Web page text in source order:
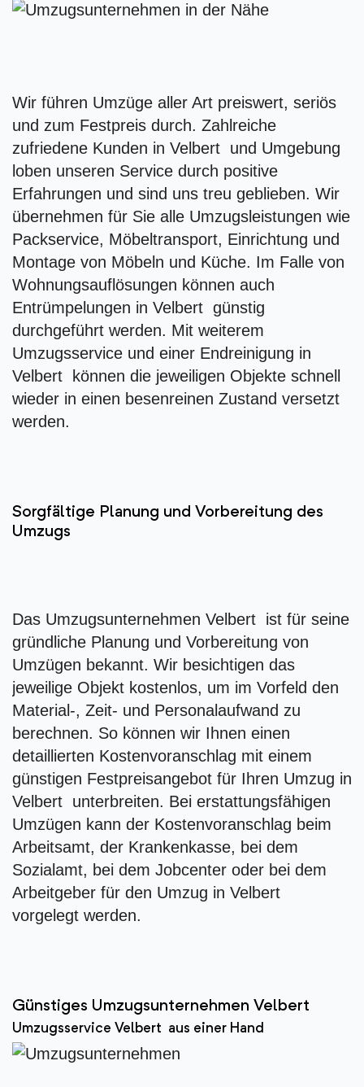
Wir führen Umzüge aller Art preiswert, seriös
und zum Festpreis durch. Zahlreiche
zufriedene Kunden in Velbert und Umgebung
loben unseren Service durch positive
Erfahrungen und sind uns treu geblieben. Wir
übernehmen für Sie alle Umzugsleistungen wie
Packservice, Möbeltransport, Einrichtung und
Montage von Möbeln und Küche. Im Falle von
Wohnungsauflösungen können auch
Entrümpelungen in Velbert günstig
durchgeführt werden. Mit weiterem
Umzugsservice und einer Endreinigung in
Velbert können die jeweiligen Objekte schnell
wieder in einen besenreinen Zustand versetzt
werden.
Sorgfältige Planung und Vorbereitung des
Umzugs
Das Umzugsunternehmen Velbert ist für seine
gründliche Planung und Vorbereitung von
Umzügen bekannt. Wir besichtigen das
jeweilige Objekt kostenlos, um im Vorfeld den
Material-, Zeit- und Personalaufwand zu
berechnen. So können wir Ihnen einen
detaillierten Kostenvoranschlag mit einem
günstigen Festpreisangebot für Ihren Umzug in
Velbert unterbreiten. Bei erstattungsfähigen
Umzügen kann der Kostenvoranschlag beim
Arbeitsamt, der Krankenkasse, bei dem
Sozialamt, bei dem Jobcenter oder bei dem
Arbeitgeber für den Umzug in Velbert
vorgelegt werden.
Günstiges Umzugsunternehmen Velbert
Umzugsservice Velbert aus einer Hand